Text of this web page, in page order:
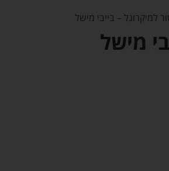
למיקרוגל – בייבי מישל
מישל